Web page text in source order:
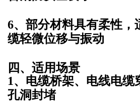
6、部分材料具有柔性，
缆轻微位移与振动
四、适用场景
1、电缆桥架、电线电缆
孔洞封堵